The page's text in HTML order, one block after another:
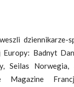
dziennikarze-
Europy: Badnyt
Seilas Norwegia,
Magazine